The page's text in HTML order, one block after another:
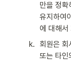
만을 정확
유지하여
에 대해서
k. 회원은 회
또는 타인